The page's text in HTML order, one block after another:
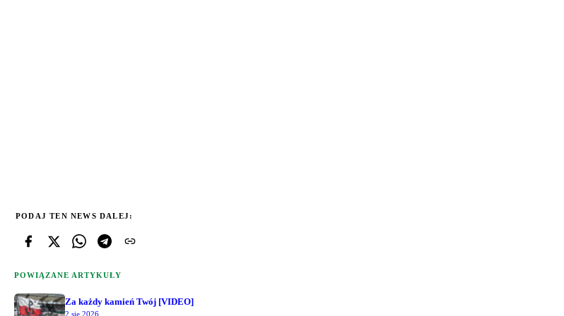
PODAJ TEN NEWS DALEJ:
POWIĄZANE ARTYKUŁY
Za każdy kamień Twój [VIDEO]
2 sie 2026